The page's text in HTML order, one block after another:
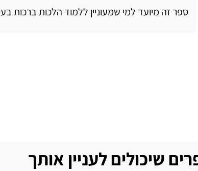
ספר זה מיועד למי שמעוניין ללמוד הלכות ברכות
שיכולים לעניין אותך